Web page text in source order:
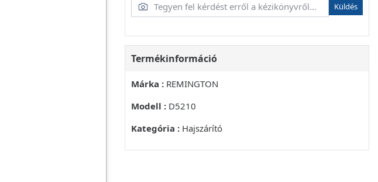
Küldés
Termékinformáció
Márka : REMINGTON
Modell : D5210
Kategória : Hajszárító